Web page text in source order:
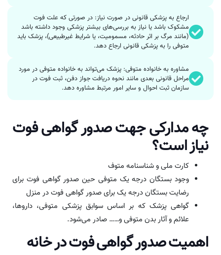
ارجاع به پزشکی قانونی در صورت نیاز: در صورتی که علت فوت
مشکوک باشد یا نیاز به بررسی‌های بیشتر پزشکی وجود داشته باشد
(مانند مرگ بر اثر حادثه، مسمومیت، یا شرایط غیرطبیعی)، پزشک باید
متوفی را به پزشکی قانونی ارجاع دهد.
مشاوره به خانواده متوفی: پزشک می‌تواند به خانواده متوفی در مورد
مراحل قانونی بعدی مانند نحوه دریافت جواز دفن، ثبت فوت در
سازمان ثبت احوال و سایر امور مرتبط مشاوره دهد.
چه مدارکی جهت صدور گواهی فوت
نیاز است؟
کارت ملی و شناسنامه متوف
وجود بستگان درجه یک متوفی حین صدور گواهی فوت برای
رضایت بستگان درجه یک برای صدور گواهی فوت در منزل
گواهی پزشک که بر اساس سوابق پزشکی متوفی، دارو‌ها،
علائم و آثار بدن متوفی و…… صادر می‌شود.
اهمیت صدور گواهی فوت در خانه